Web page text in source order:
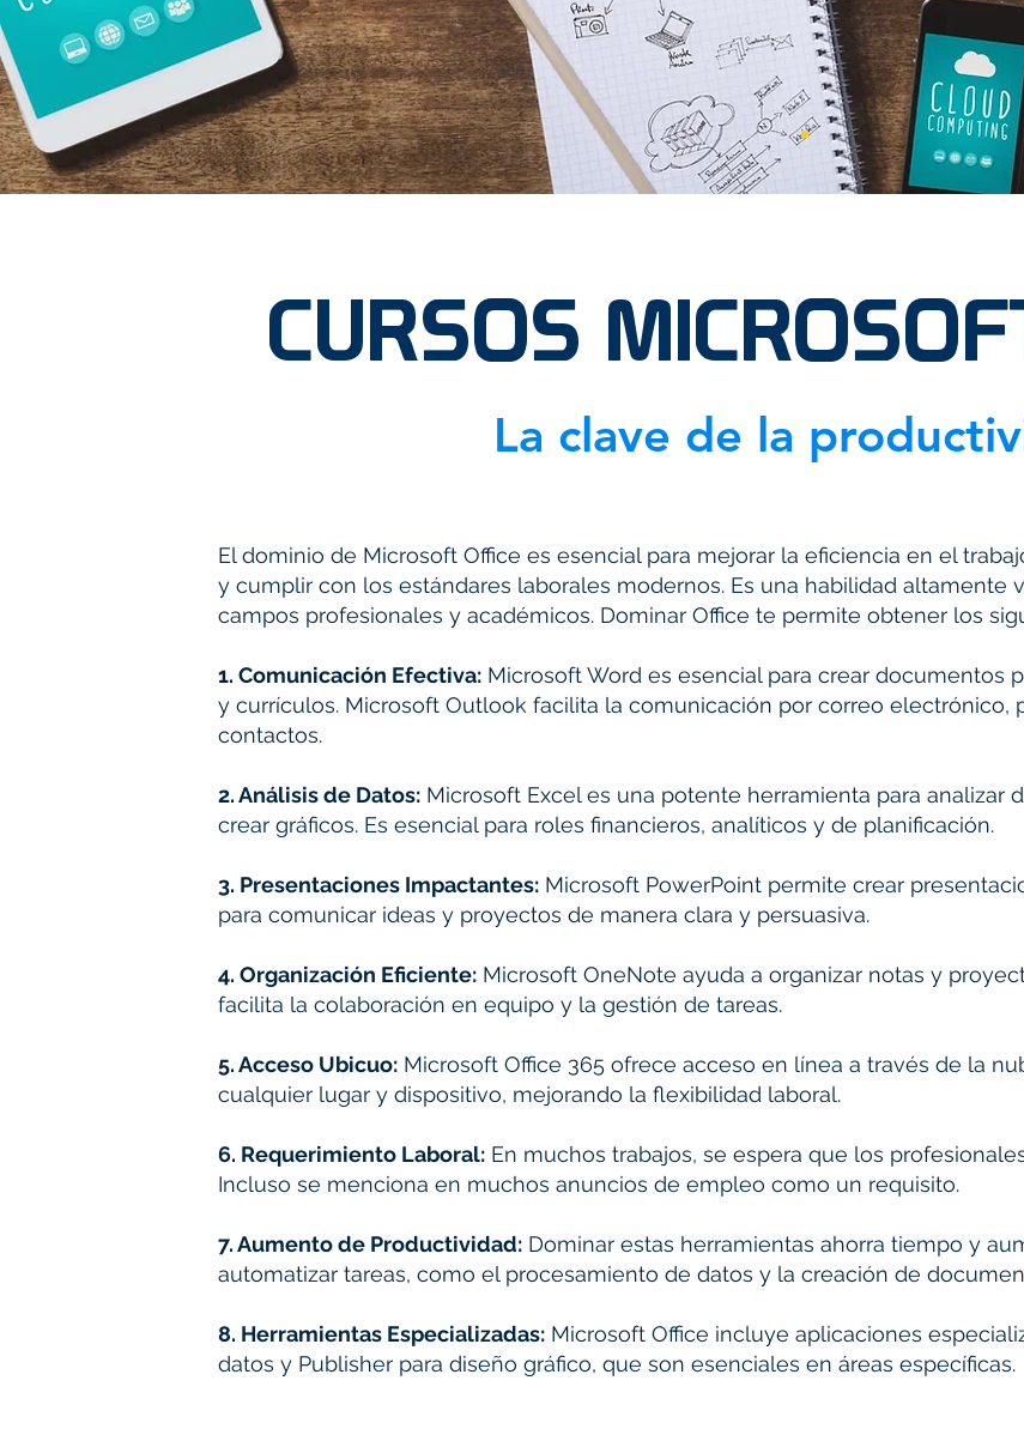
CURSOS
La clave de la
El dominio de Microsoft Office es esencial para mejorar la eficiencia en el
y cumplir con los estándares laborales modernos. Es una habilidad altamente
campos profesionales y académicos. Dominar Office te permite obtener los
1. Comunicación Efectiva: Microsoft Word es esencial para crear documentos
y currículos. Microsoft Outlook facilita la comunicación por correo electrónico,
contactos.
2. Análisis de Datos: Microsoft Excel es una potente herramienta para analizar
crear gráficos. Es esencial para roles financieros, analíticos y de planificación.
3. Presentaciones Impactantes: Microsoft PowerPoint permite crear
para comunicar ideas y proyectos de manera clara y persuasiva.
4. Organización Eficiente: Microsoft OneNote ayuda a organizar notas y
facilita la colaboración en equipo y la gestión de tareas.
5. Acceso Ubicuo: Microsoft Office 365 ofrece acceso en línea a través de la
cualquier lugar y dispositivo, mejorando la flexibilidad laboral.
6. Requerimiento Laboral: En muchos trabajos, se espera que los
Incluso se menciona en muchos anuncios de empleo como un requisito.
7. Aumento de Productividad: Dominar estas herramientas ahorra tiempo y
automatizar tareas, como el procesamiento de datos y la creación de
8. Herramientas Especializadas: Microsoft Office incluye aplicaciones
datos y Publisher para diseño gráfico, que son esenciales en áreas específicas.